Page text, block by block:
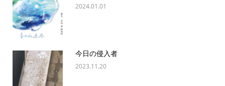
2024.01.01
今日の侵入者
2023.11.20